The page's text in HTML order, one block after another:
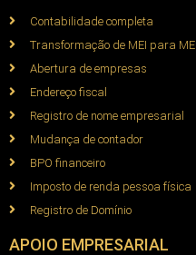
Contabilidade completa
Transformação de MEI para ME
Abertura de empresas
Endereço fiscal
Registro de nome empresarial
Mudança de contador
BPO financeiro
Imposto de renda pessoa física
Registro de Domínio
APOIO EMPRESARIAL